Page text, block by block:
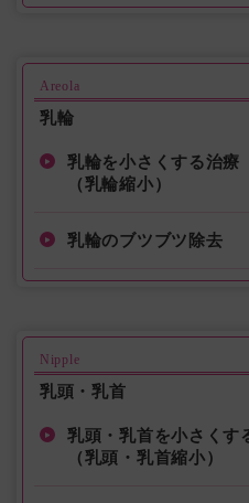
Areola
乳輪
乳輪を小さくする治療
（乳輪縮小）
乳輪のブツブツ除去
Nipple
乳頭・乳首
乳頭・乳首を小さくす
（乳頭・乳首縮小）